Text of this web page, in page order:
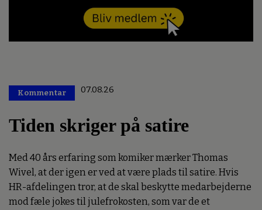
Kommentar 07.08.26
Tiden skriger på satire
Med 40 års erfaring som komiker mærker Thomas
Wivel, at der igen er ved at være plads til satire. Hvis
HR-afdelingen tror, at de skal beskytte medarbejderne
mod fæle jokes til julefrokosten, som var de et